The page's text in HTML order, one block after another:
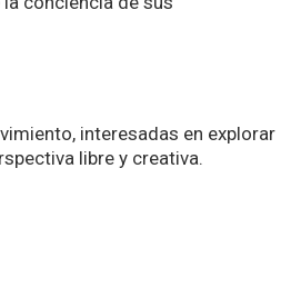
interesadas en explorar
libre y creativa.